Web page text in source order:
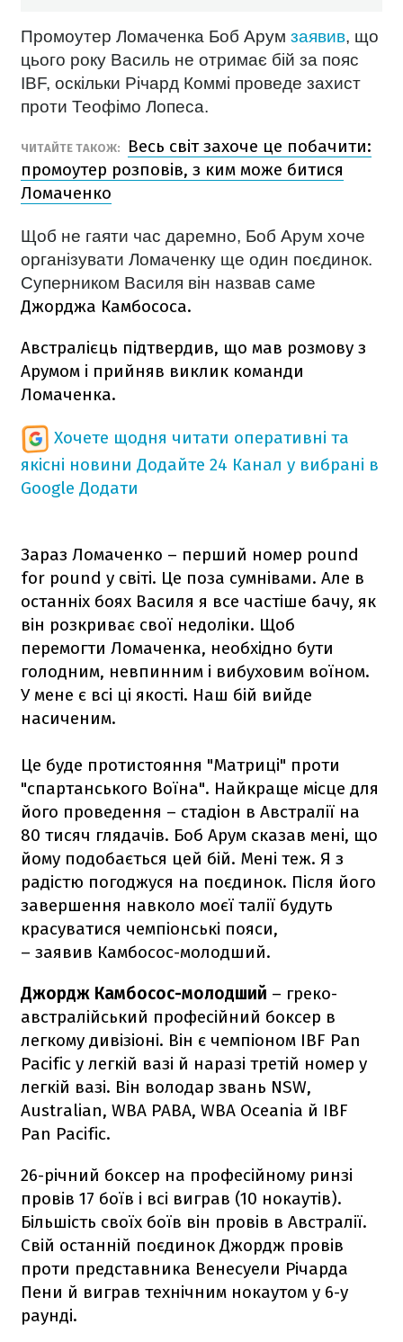
Промоутер Ломаченка Боб Арум заявив, що
цього року Василь не отримає бій за пояс
IBF, оскільки Річард Коммі проведе захист
проти Теофімо Лопеса.
ЧИТАЙТЕ ТАКОЖ:
Весь світ захоче це побачити:
промоутер розповів, з ким може битися
Ломаченко
Щоб не гаяти час даремно, Боб Арум хоче
організувати Ломаченку ще один поєдинок.
Суперником Василя він назвав саме
Джорджа Камбососа.
Австралієць підтвердив, що мав розмову з
Арумом і прийняв виклик команди
Ломаченка.
Хочете щодня читати оперативні та
якісні новини Додайте 24 Канал у вибрані в
Google Додати
Зараз Ломаченко – перший номер pound
for pound у світі. Це поза сумнівами. Але в
останніх боях Василя я все частіше бачу, як
він розкриває свої недоліки. Щоб
перемогти Ломаченка, необхідно бути
голодним, невпинним і вибуховим воїном.
У мене є всі ці якості. Наш бій вийде
насиченим.
Це буде протистояння "Матриці" проти
"спартанського Воїна". Найкраще місце для
його проведення – стадіон в Австралії на
80 тисяч глядачів. Боб Арум сказав мені, що
йому подобається цей бій. Мені теж. Я з
радістю погоджуся на поєдинок. Після його
завершення навколо моєї талії будуть
красуватися чемпіонські пояси,
– заявив Камбосос-молодший.
Джордж Камбосос-молодший – греко-
австралійський професійний боксер в
легкому дивізіоні. Він є чемпіоном IBF Pan
Pacific у легкій вазі й наразі третій номер у
легкій вазі. Він володар звань NSW,
Australian, WBA PABA, WBA Oceania й IBF
Pan Pacific.
26-річний боксер на професійному ринзі
провів 17 боїв і всі виграв (10 нокаутів).
Більшість своїх боїв він провів в Австралії.
Свій останній поєдинок Джордж провів
проти представника Венесуели Річарда
Пени й виграв технічним нокаутом у 6-у
раунді.